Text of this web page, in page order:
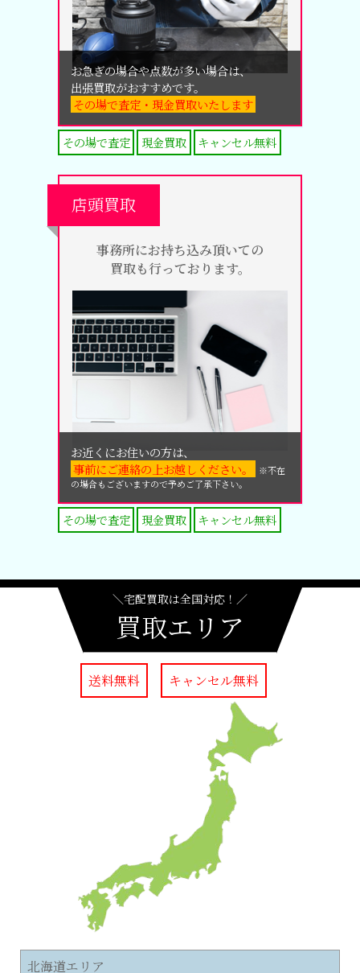
お急ぎの場合や点数が多い場合は、
出張買取がおすすめです。
その場で査定・現金買取いたします
その場で査定 現金買取 キャンセル無料
店頭買取
事務所にお持ち込み頂いての
買取も行っております。
お近くにお住いの方は、
事前にご連絡の上お越しください。
※不在
の場合もございますので予めご了承下さい。
その場で査定 現金買取 キャンセル無料
＼宅配買取は全国対応！／
買取エリア
北海道エリア
送料無料 キャンセル無料